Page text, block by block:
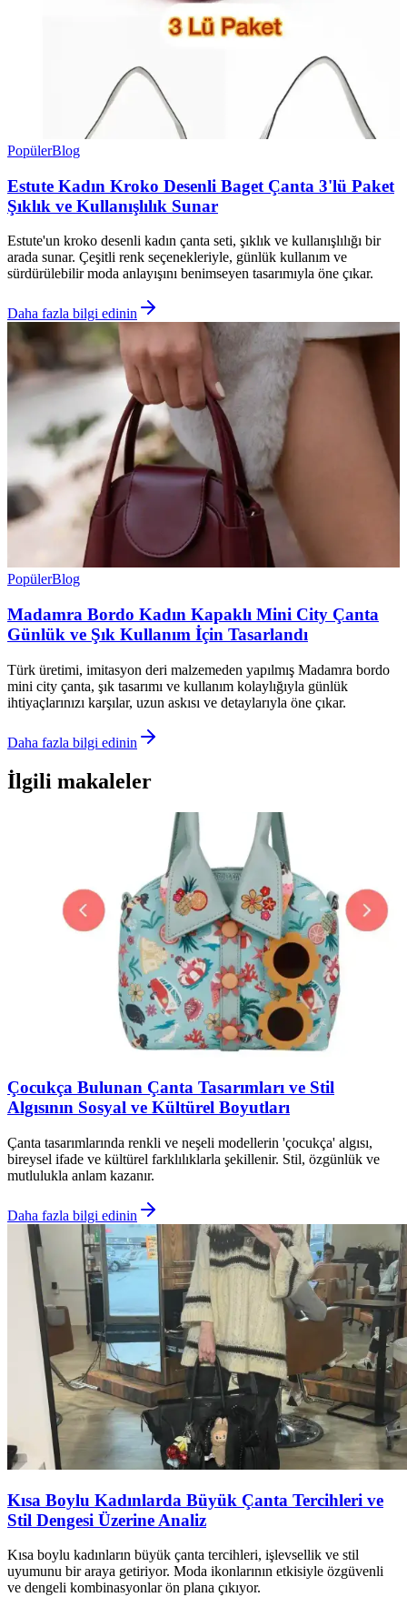
PopülerBlog
Estute Kadın Kroko Desenli Baget Çanta 3'lü Paket
Şıklık ve Kullanışlılık Sunar
Estute'un kroko desenli kadın çanta seti, şıklık ve kullanışlılığı bir
arada sunar. Çeşitli renk seçenekleriyle, günlük kullanım ve
sürdürülebilir moda anlayışını benimseyen tasarımıyla öne çıkar.
Daha fazla bilgi edinin
PopülerBlog
Madamra Bordo Kadın Kapaklı Mini City Çanta
Günlük ve Şık Kullanım İçin Tasarlandı
Türk üretimi, imitasyon deri malzemeden yapılmış Madamra bordo
mini city çanta, şık tasarımı ve kullanım kolaylığıyla günlük
ihtiyaçlarınızı karşılar, uzun askısı ve detaylarıyla öne çıkar.
Daha fazla bilgi edinin
İlgili makaleler
Çocukça Bulunan Çanta Tasarımları ve Stil
Algısının Sosyal ve Kültürel Boyutları
Çanta tasarımlarında renkli ve neşeli modellerin 'çocukça' algısı,
bireysel ifade ve kültürel farklılıklarla şekillenir. Stil, özgünlük ve
mutlulukla anlam kazanır.
Daha fazla bilgi edinin
Kısa Boylu Kadınlarda Büyük Çanta Tercihleri ve
Stil Dengesi Üzerine Analiz
Kısa boylu kadınların büyük çanta tercihleri, işlevsellik ve stil
uyumunu bir araya getiriyor. Moda ikonlarının etkisiyle özgüvenli
ve dengeli kombinasyonlar ön plana çıkıyor.